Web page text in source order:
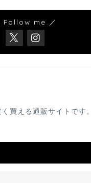
Follow me ／
買える通販サイトです。